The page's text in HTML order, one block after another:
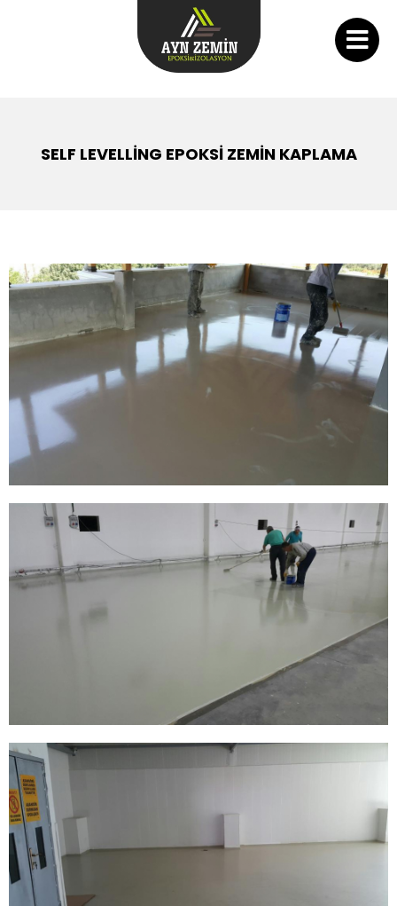
SELF LEVELLİNG EPOKSİ ZEMİN KAPLAMA